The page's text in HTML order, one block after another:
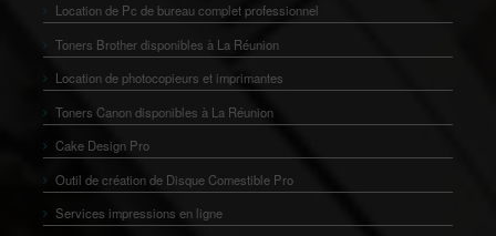
Location de Pc de bureau complet professionnel
Toners Brother disponibles à La Réunion
Location de photocopieurs et imprimantes
Toners Canon disponibles à La Réunion
Cake Design Pro
Outil de création de Disque Comestible Pro
Services impressions en ligne